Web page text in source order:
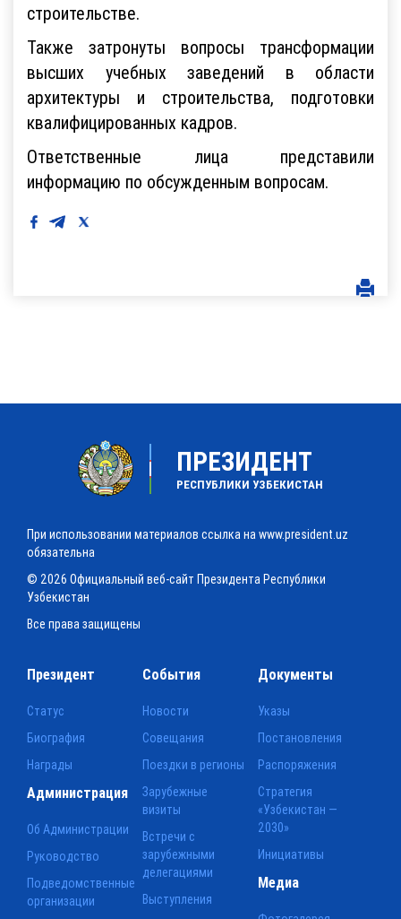
строительстве.
Также затронуты вопросы трансформации
высших учебных заведений в области
архитектуры и строительства, подготовки
квалифицированных кадров.
Ответственные лица представили
информацию по обсужденным вопросам.
ПРЕЗИДЕНТ
РЕСПУБЛИКИ УЗБЕКИСТАН
При использовании материалов ссылка на www.president.uz
обязательна
© 2026 Официальный веб-сайт Президента Республики
Узбекистан
Все права защищены
Президент
Статус
Биография
Награды
События
Новости
Совещания
Поездки в регионы
Зарубежные
визиты
Встречи с
зарубежными
делегациями
Выступления
Документы
Указы
Постановления
Распоряжения
Стратегия
«Узбекистан —
2030»
Инициативы
Администрация
Об Администрации
Руководство
Подведомственные
организации
Медиа